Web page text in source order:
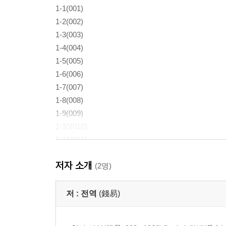
1-1(001)
1-2(002)
1-3(003)
1-4(004)
1-5(005)
1-6(006)
1-7(007)
1-8(008)
1-9(009)
1-11(011)
1-13(013)
1-14(014)
1-15(015)
저자 소개 (2명)
저 : 전역 (錢易)